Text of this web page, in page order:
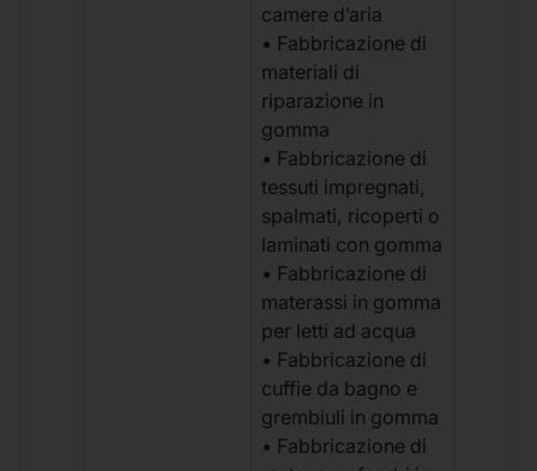
camere d’aria
• Fabbricazione di
materiali di
riparazione in
gomma
• Fabbricazione di
tessuti impregnati,
spalmati, ricoperti o
laminati con gomma
• Fabbricazione di
materassi in gomma
per letti ad acqua
• Fabbricazione di
cuffie da bagno e
grembiuli in gomma
• Fabbricazione di